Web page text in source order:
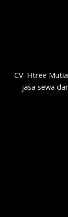
CV. Htree
jasa sewa